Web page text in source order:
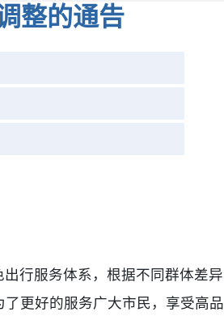
整的通告
行服务体系，根据不同群体差异
更好的服务广大市民，享受高品